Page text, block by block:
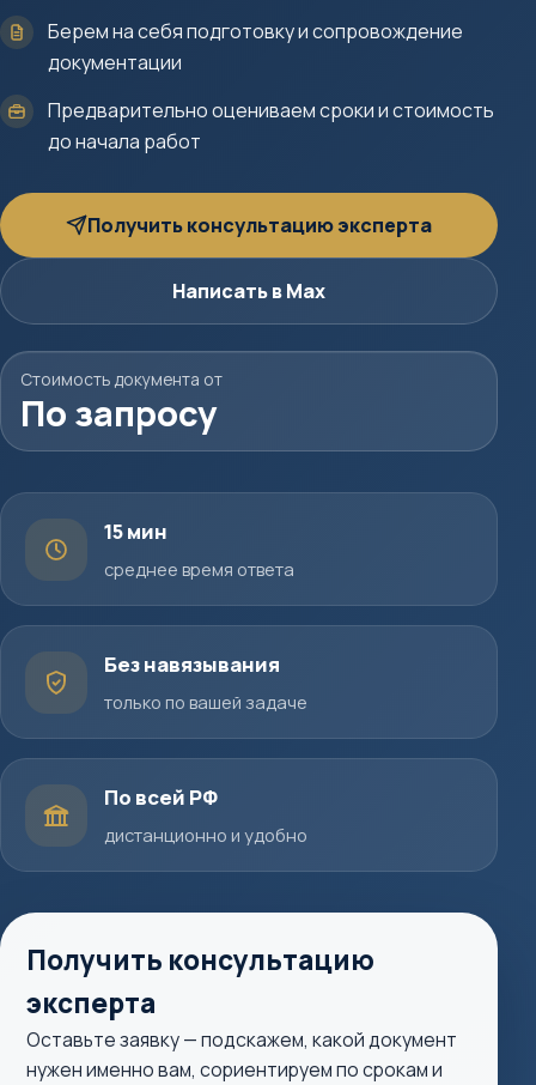
Берем на себя подготовку и сопровождение
документации
Предварительно оцениваем сроки и стоимость
до начала работ
Получить консультацию эксперта
Написать в Max
Стоимость документа от
По запросу
15 мин
среднее время ответа
Без навязывания
только по вашей задаче
По всей РФ
дистанционно и удобно
Получить консультацию
эксперта
Оставьте заявку — подскажем, какой документ
нужен именно вам, сориентируем по срокам и